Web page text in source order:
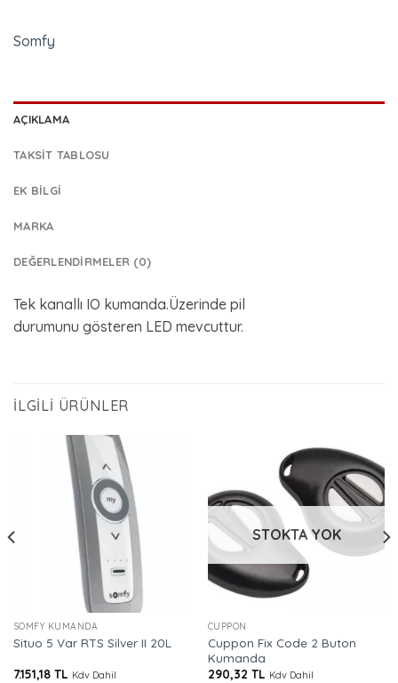
Somfy
AÇIKLAMA
TAKSIT TABLOSU
EK BILGI
MARKA
DEĞERLENDIRMELER (0)
Tek kanallı IO kumanda.Üzerinde pil
durumunu gösteren LED mevcuttur.
İLGILI ÜRÜNLER
SOMFY KUMANDA
Situo 5 Var RTS Silver II 20L
7.151,18 TL Kdv Dahil
STOKTA YOK
CUPPON
Cuppon Fix Code 2 Buton
Kumanda
290,32 TL Kdv Dahil